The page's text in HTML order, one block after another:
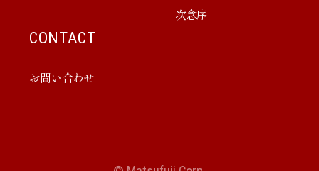
次念序
CONTACT
お問い合わせ